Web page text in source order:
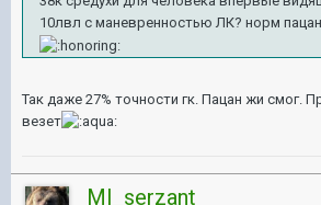
10лвл с маневренностью ЛК? норм
Так даже 27% точности гк. Пацан жи смог.
везет
Ml_serzant